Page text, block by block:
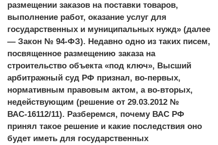
размещении заказов на поставки товаров,
выполнение работ, оказание услуг для
государственных и муниципальных нужд» (далее
— Закон № 94-ФЗ). Недавно одно из таких писем,
посвященное размещению заказа на
строительство объекта «под ключ», Высший
арбитражный суд РФ признал, во-первых,
нормативным правовым актом, а во-вторых,
недействующим (решение от 29.03.2012 №
ВАС-16112/11). Разберемся, почему ВАС РФ
принял такое решение и какие последствия оно
будет иметь для государственных